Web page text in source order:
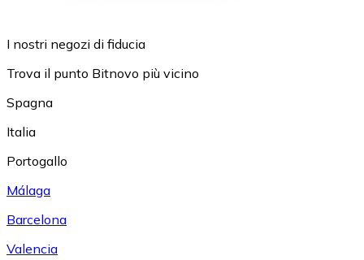
I nostri negozi di fiducia
Trova il punto Bitnovo più vicino
Spagna
Italia
Portogallo
Málaga
Barcelona
Valencia